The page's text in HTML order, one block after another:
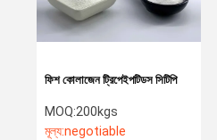
ফিশ কোলাজেন ট্রিপেইপটিডস সিটিপি
MOQ:200kgs
মূল্য:negotiable